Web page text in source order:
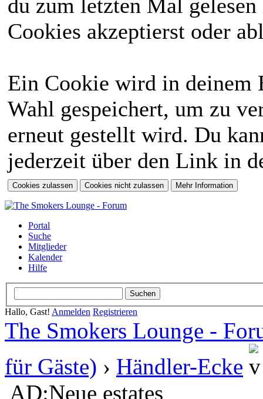
du zum letzten Mal
Cookies akzeptierst oder
Ein Cookie wird in deinem
Wahl gespeichert, um zu
erneut gestellt wird. Du
jederzeit über den Link in
Portal
Suche
Mitglieder
Kalender
Hilfe
Hallo, Gast! Anmelden Registrieren
The Smokers Lounge -
für Gäste) › Händler-Ecke
AD:Neue estates